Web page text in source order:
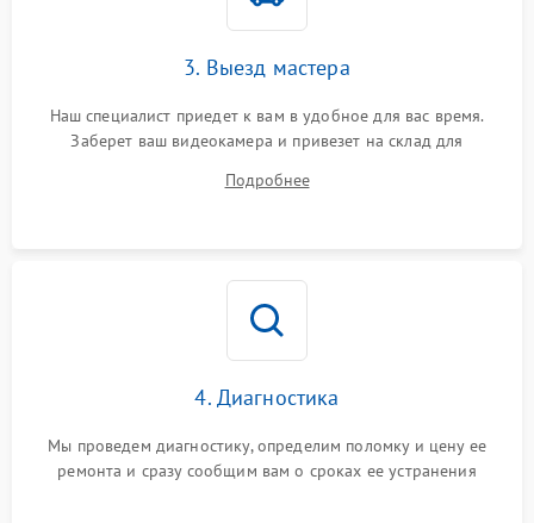
3. Выезд мастера
Наш специалист приедет к вам в удобное для вас время.
Заберет ваш видеокамера и привезет на склад для
Подробнее
4. Диагностика
Мы проведем диагностику, определим поломку и цену ее
ремонта и сразу сообщим вам о сроках ее устранения